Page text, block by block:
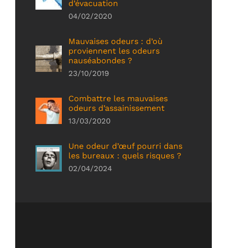
d’évacuation
04/02/2020
Mauvaises odeurs : d’où
proviennent les odeurs
nauséabondes ?
23/10/2019
Combattre les mauvaises
odeurs d’assainissement
13/03/2020
Une odeur d’œuf pourri dans
les bureaux : quels risques ?
02/04/2024